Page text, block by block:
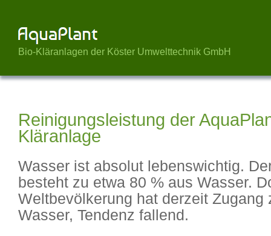
Bio-Kläranlagen der Köster Umwelttechnik GmbH
Reinigungsleistung der
Kläranlage
Wasser ist absolut lebenswichtig.
besteht zu etwa 80 % aus Wasser.
Weltbevölkerung hat derzeit Zugang
Wasser, Tendenz fallend.